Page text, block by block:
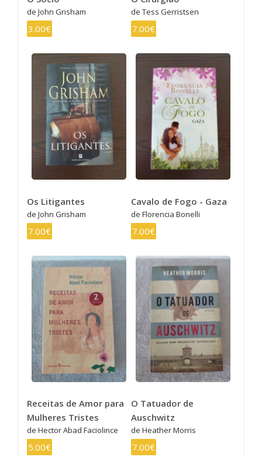
de John Grisham
3.00€
de Tess Gerristsen
7.00€
Os Litigantes
de John Grisham
7.00€
Cavalo de Fogo - Gaza
de Florencia Bonelli
7.00€
Receitas de Amor para
Mulheres Tristes
de Hector Abad Faciolince
5.00€
O Tatuador de
Auschwitz
de Heather Morris
7.00€